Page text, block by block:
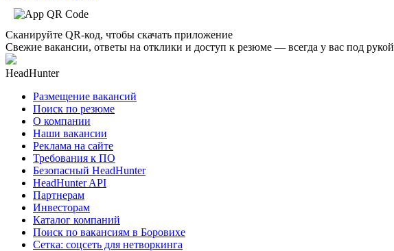
Сканируйте QR-код, чтобы скачать приложение
Свежие вакансии, ответы на отклики и доступ к резюме — всегда у вас под рукой
HeadHunter
Размещение вакансий
Поиск по резюме
О компании
Наши вакансии
Реклама на сайте
Требования к ПО
Безопасный HeadHunter
HeadHunter API
Партнерам
Инвесторам
Каталог компаний
Поиск по вакансиям в Боровихе
Сетка: соцсеть для нетворкинга